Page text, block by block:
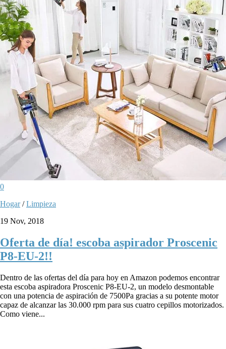
0
Hogar/Limpieza
19 Nov, 2018
Oferta de día! escoba aspirador Proscenic
P8-EU-2!!
Dentro de las ofertas del día para hoy en Amazon podemos encontrar
esta escoba aspiradora Proscenic P8-EU-2, un modelo desmontable
con una potencia de aspiración de 7500Pa gracias a su potente motor
capaz de alcanzar las 30.000 rpm para sus cuatro cepillos motorizados.
Como viene...